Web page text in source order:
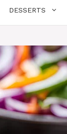
DESSERTS